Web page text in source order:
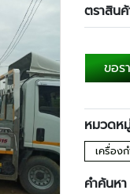
ตราสิน
ขอร
หมวดห
เครื่อง
คำค้นหา